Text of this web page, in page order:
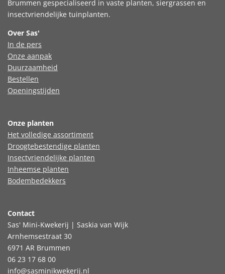
Brummen gespecialiseerd in vaste planten, siergrassen en
insectvriendelijke tuinplanten.
Over Sas'
In de pers
Onze aanpak
Duurzaamheid
Bestellen
Openingstijden
Onze planten
Het volledige assortiment
Droogtebestendige planten
Insectvriendelijke planten
Inheemse planten
Bodembedekkers
Contact
Sas' Mini-Kwekerij | Saskia van Wijk
Arnhemsestraat 30
6971 AR Brummen
06 23 17 68 00
info@sasminikwekerij.nl